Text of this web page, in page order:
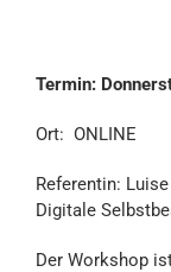
Termin:
Ort: ONLINE
Referentin:
Digitale
Der Workshop